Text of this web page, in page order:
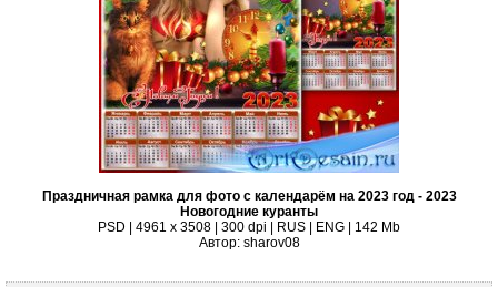
Праздничная рамка для фото с календарём на 2023 год - 2023
Новогодние куранты
PSD | 4961 х 3508 | 300 dpi | RUS | ENG | 142 Mb
Автор: sharov08